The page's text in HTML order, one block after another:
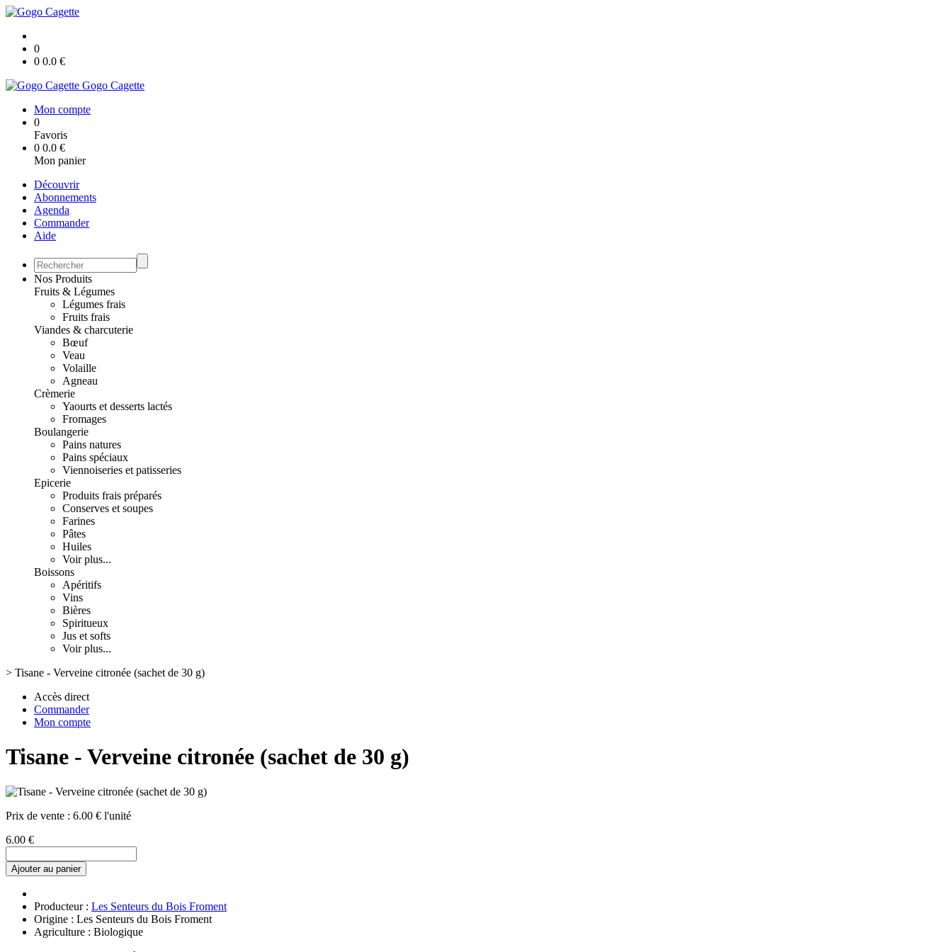
0
0 0.0 €
Gogo Cagette
Mon compte
0
Favoris
0 0.0 €
Mon panier
Découvrir
Abonnements
Agenda
Commander
Aide
Nos Produits
Fruits & Légumes
Légumes frais
Fruits frais
Viandes & charcuterie
Bœuf
Veau
Volaille
Agneau
Crèmerie
Yaourts et desserts lactés
Fromages
Boulangerie
Pains natures
Pains spéciaux
Viennoiseries et patisseries
Epicerie
Produits frais préparés
Conserves et soupes
Farines
Pâtes
Huiles
Voir plus...
Boissons
Apéritifs
Vins
Bières
Spiritueux
Jus et softs
Voir plus...
> Tisane - Verveine citronée (sachet de 30 g)
Accès direct
Commander
Mon compte
Tisane - Verveine citronée (sachet de 30 g)
Prix de vente : 6.00 € l'unité
6.00 €
Ajouter au panier
Producteur : Les Senteurs du Bois Froment
Origine : Les Senteurs du Bois Froment
Agriculture : Biologique